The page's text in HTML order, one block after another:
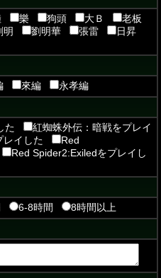
樂 狗頭 大Ｂ
老板
明 劉明華 張雷
日昇
來編 永孝編
た
紅蜘蛛外伝：暗戦をプレイ
レイした
Red
Red Spider2:Exiledをプレイし
6-8時間 8時間以上